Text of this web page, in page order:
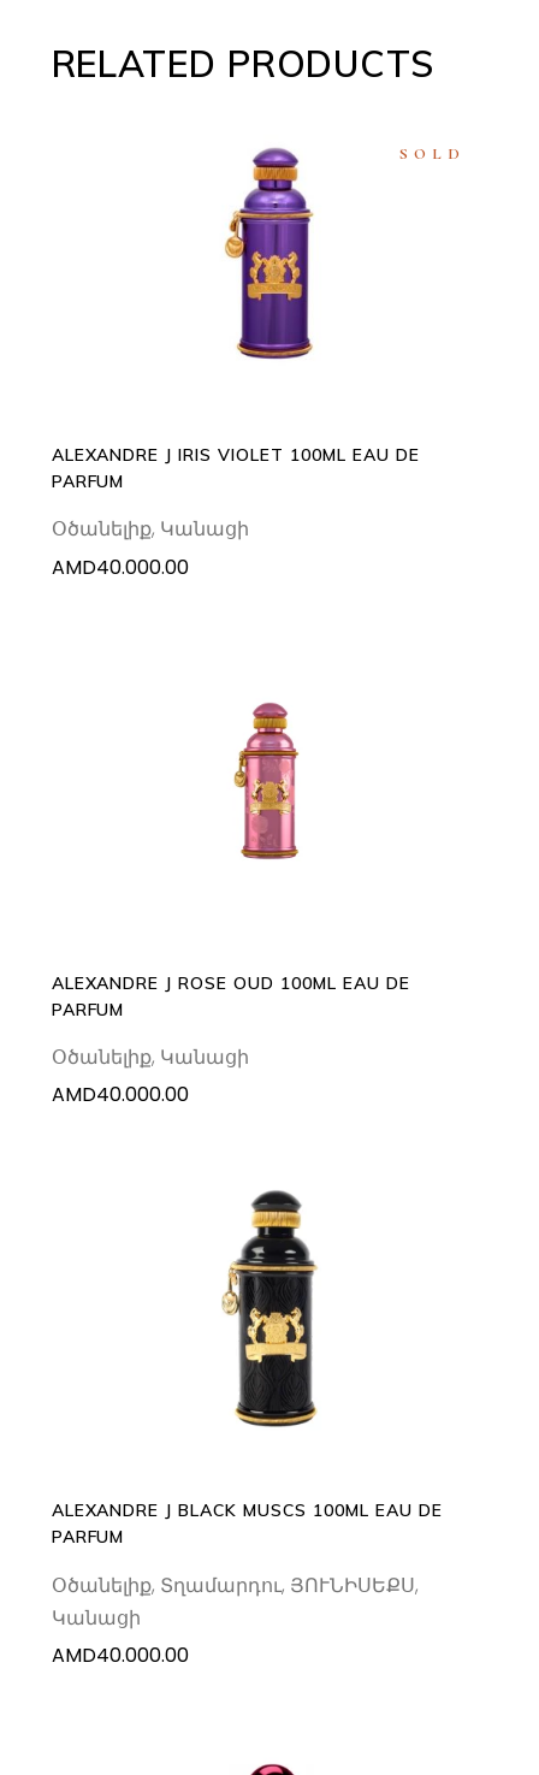
RELATED PRODUCTS
SOLD
READ MORE
ALEXANDRE J IRIS VIOLET 100ML EAU DE
PARFUM
Օծանելիք, Կանացի
AMD40.000.00
ADD TO CART
ALEXANDRE J ROSE OUD 100ML EAU DE
PARFUM
Օծանելիք, Կանացի
AMD40.000.00
ADD TO CART
ALEXANDRE J BLACK MUSCS 100ML EAU DE
PARFUM
Օծանելիք, Տղամարդու, ՅՈՒՆԻՍԵՔՍ,
Կանացի
AMD40.000.00